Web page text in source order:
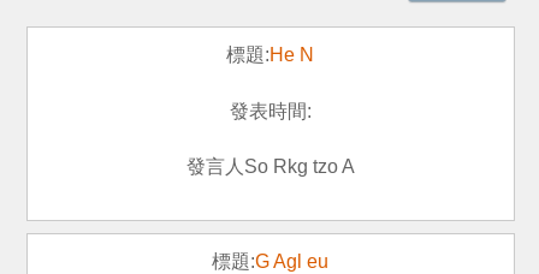
He N
So Rkg tzo A
G Agl eu